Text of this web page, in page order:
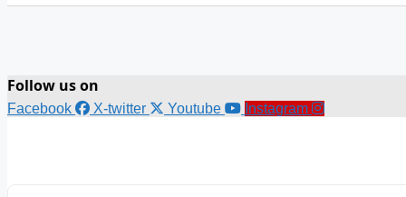
Follow us on
Facebook X-twitter Youtube Instagram